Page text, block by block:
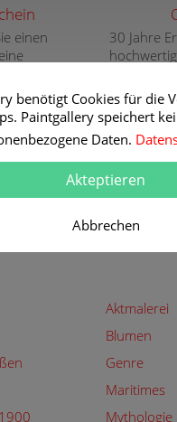
einen
weitere Infos
30 Jahre
neue
Gemälde
in der
weitere Infos
Bezahlen
Aktmalerei
Blumen
Genre
Maritimes
Mythologie
benötigt Cookies für die
Paintgallery speichert
Daten.
Akteptieren
Abbrechen